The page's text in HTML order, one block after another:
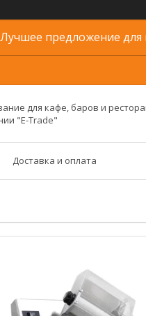
Лучшее предложение
для кафе, баров и
"E-Trade"
Доставка и оплата